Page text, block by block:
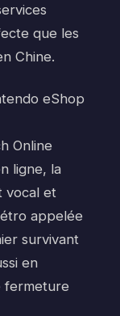
que les
Chine.
eShop
Online
ligne, la
vocal et
appelée
survivant
en
fermeture